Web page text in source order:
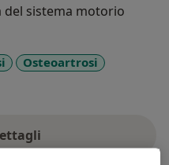
sistema motorio
Osteoartrosi